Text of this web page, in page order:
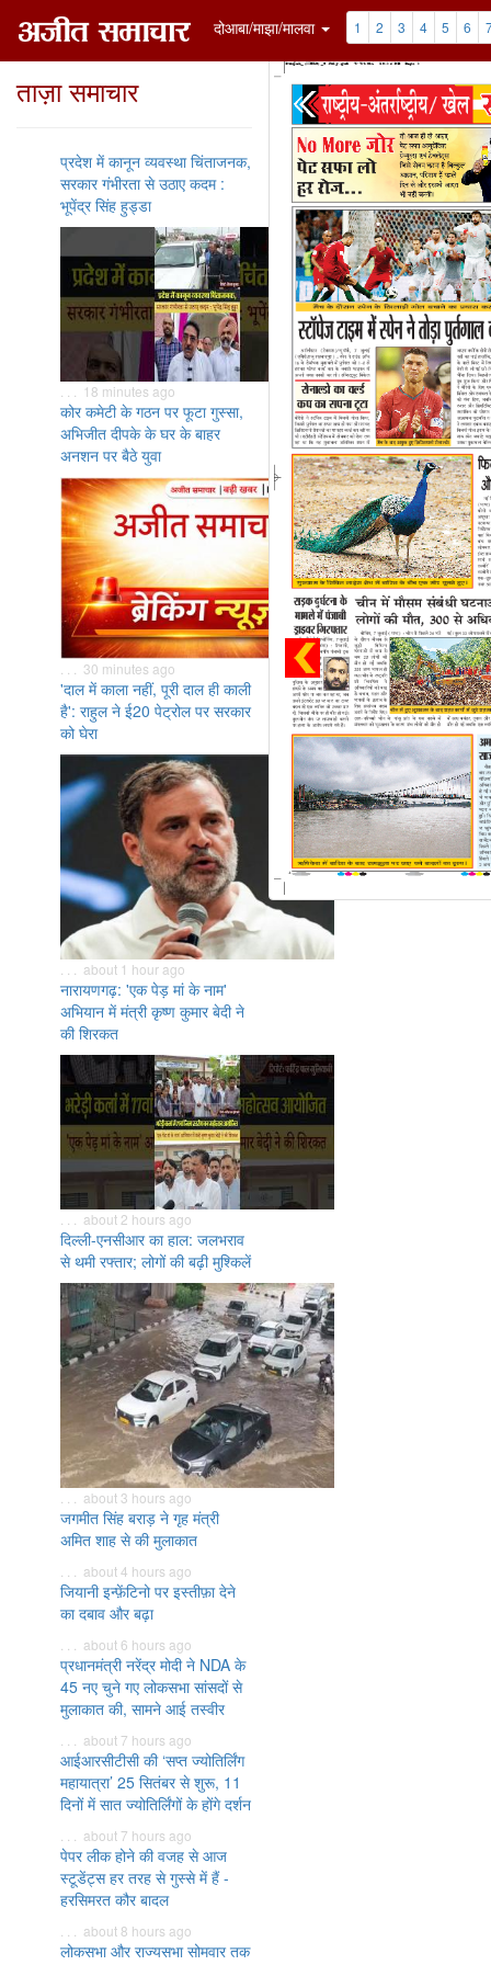
दोआबा/माझा/मालवा 1 2 3 4 5 6
ताज़ा समाचार
प्रदेश में कानून व्यवस्था चिंताजनक,
सरकार गंभीरता से उठाए कदम :
भूपेंद्र सिंह हुड्डा
. . . 18 minutes ago
कोर कमेटी के गठन पर फूटा गुस्सा,
अभिजीत दीपके के घर के बाहर
अनशन पर बैठे युवा
. . . 30 minutes ago
'दाल में काला नहीं, पूरी दाल ही काली
है': राहुल ने ई20 पेट्रोल पर सरकार
को घेरा
. . . about 1 hour ago
नारायणगढ़: 'एक पेड़ मां के नाम'
अभियान में मंत्री कृष्ण कुमार बेदी ने
की शिरकत
. . . about 2 hours ago
दिल्ली-एनसीआर का हाल: जलभराव
से थमी रफ्तार; लोगों की बढ़ी मुश्किलें
. . . about 3 hours ago
जगमीत सिंह बराड़ ने गृह मंत्री
अमित शाह से की मुलाकात
. . . about 4 hours ago
जियानी इन्फ़ेंटिनो पर इस्तीफ़ा देने
का दबाव और बढ़ा
. . . about 6 hours ago
प्रधानमंत्री नरेंद्र मोदी ने NDA के
45 नए चुने गए लोकसभा सांसदों से
मुलाकात की, सामने आई तस्वीर
. . . about 7 hours ago
आईआरसीटीसी की ‘सप्त ज्योतिर्लिंग
महायात्रा’ 25 सितंबर से शुरू, 11
दिनों में सात ज्योतिर्लिंगों के होंगे दर्शन
. . . about 7 hours ago
पेपर लीक होने की वजह से आज
स्टूडेंट्स हर तरह से गुस्से में हैं -
हरसिमरत कौर बादल
. . . about 8 hours ago
लोकसभा और राज्यसभा सोमवार तक